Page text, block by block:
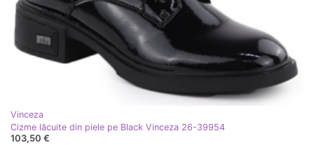
Vinceza
Cizme lăcuite din piele pe Black Vinceza 26-39954
103,50 €